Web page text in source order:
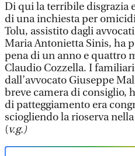
Di qui la terribile disgrazia
di una inchiesta per
Tolu, assistito dagli
Maria Antonietta Sinis, ha
pena di un anno e quattro
Claudio Cozzella. I
dall’avvocato Giuseppe
breve camera di consiglio,
di patteggiamento era
sciogliendo la rioserva
(v.g.)